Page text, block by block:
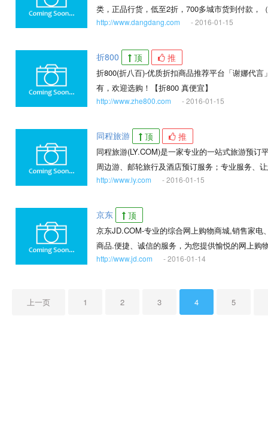
类，正品行货，低至2折，700多城市货到付款，
又放心）。
http://www.dangdang.com - 2016-01-15
折800 顶 推
折800(折八百)-优质折扣商品推荐平台「谢娜代
有，欢迎选购！【折800 真便宜】
http://www.zhe800.com - 2016-01-15
同程旅游 顶 推
同程旅游(LY.COM)是一家专业的一站式旅游预
周边游、邮轮旅行及酒店预订服务；专业服务、
http://www.ly.com - 2016-01-15
京东 顶
京东JD.COM-专业的综合网上购物商城,销售家
商品.便捷、诚信的服务，为您提供愉悦的网上购
http://www.jd.com - 2016-01-14
上一页 1 2 3 4 5